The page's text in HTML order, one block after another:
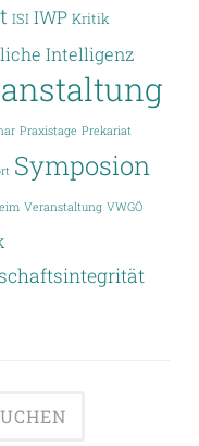
ISI IWP Kritik
Intelligenz
Praxistage Prekariat
Symposion
Veranstaltung VWGÖ